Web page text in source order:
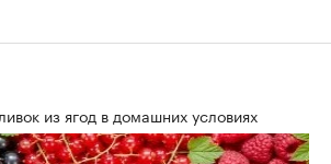
из ягод в домашних условиях